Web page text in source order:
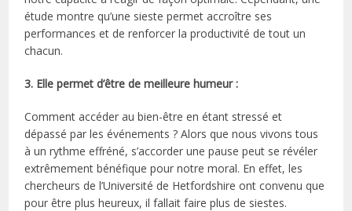
étude montre qu’une sieste permet accroître ses
performances et de renforcer la productivité de tout un
chacun.
3. Elle permet d’être de meilleure humeur :
Comment accéder au bien-être en étant stressé et
dépassé par les événements ? Alors que nous vivons tous
à un rythme effréné, s’accorder une pause peut se révéler
extrêmement bénéfique pour notre moral. En effet, les
chercheurs de l’Université de Hetfordshire ont convenu que
pour être plus heureux, il fallait faire plus de siestes.